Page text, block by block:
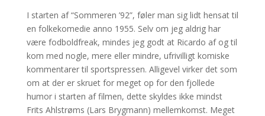
I starten af “Sommeren ’92”, føler man sig lidt hensat til
en folkekomedie anno 1955. Selv om jeg aldrig har
være fodboldfreak, mindes jeg godt at Ricardo af og til
kom med nogle, mere eller mindre, ufrivilligt komiske
kommentarer til sportspressen. Alligevel virker det som
om at der er skruet for meget op for den fjollede
humor i starten af filmen, dette skyldes ikke mindst
Frits Ahlstrøms (Lars Brygmann) mellemkomst. Meget